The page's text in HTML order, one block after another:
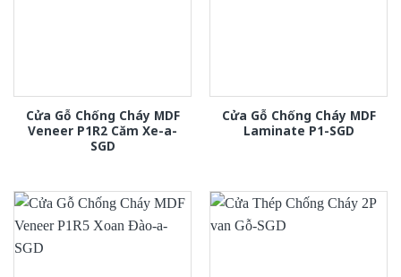
Cửa Gỗ Chống Cháy MDF
Veneer P1R2 Căm Xe-a-
SGD
Cửa Gỗ Chống Cháy MDF
Laminate P1-SGD